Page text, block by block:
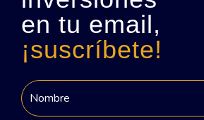
en tu email,
¡suscríbete!